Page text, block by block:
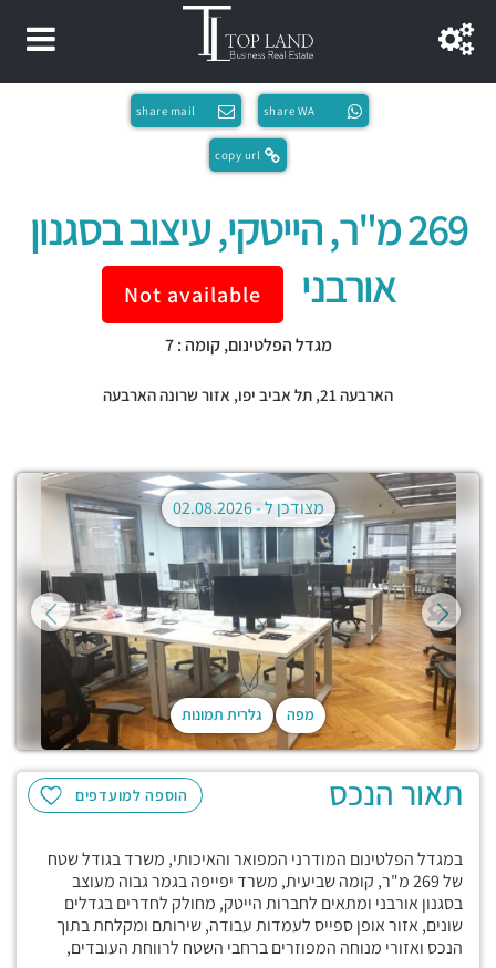
share WA
share mail
copy url
269 מ"ר, הייטקי, עיצוב בסגנון
אורבני
Not available
מגדל הפלטינום, קומה : 7
הארבעה 21, תל אביב יפו, אזור שרונה הארבעה
מפה גלרית תמונות
מצודכן ל -02.08.2026
הוספה למועדפים תאור הנכס
במגדל הפלטינום המודרני המפואר והאיכותי, משרד בגודל שטח
של 269 מ"ר, קומה שביעית, משרד יפייפה בגמר גבוה מעוצב
בסגנון אורבני ומתאים לחברות הייטק, מחולק לחדרים בגדלים
שונים, אזור אופן ספייס לעמדות עבודה, שירותם ומקלחת בתוך
הנכס ואזורי מנוחה המפוזרים ברחבי השטח לרווחת העובדים,